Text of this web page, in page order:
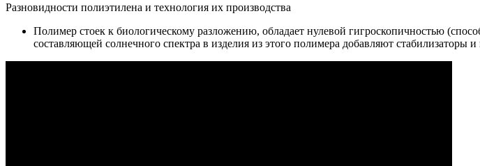
Разновидности полиэтилена и технология их производства
Полимер стоек к биологическому разложению, обладает нулевой гигроскопичностью
составляющей солнечного спектра в изделия из этого полимера добавляют стабилизаторы